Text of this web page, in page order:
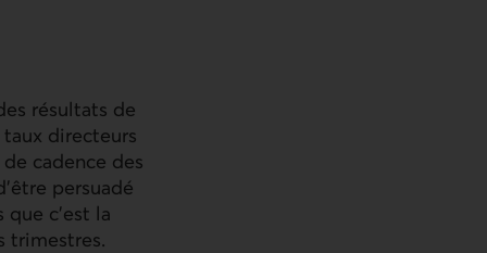
résultats de
directeurs
cadence des
persuadé
c’est la
trimestres.